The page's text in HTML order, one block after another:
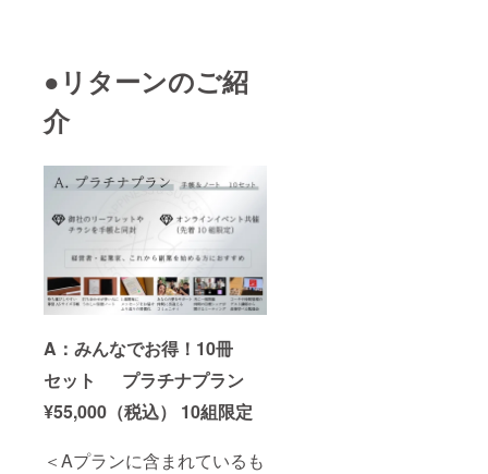
●リターンのご紹
介
A：みんなでお得！10冊
セット プラチナプラン
¥55,000（税込） 10組限定
＜Aプランに含まれているも